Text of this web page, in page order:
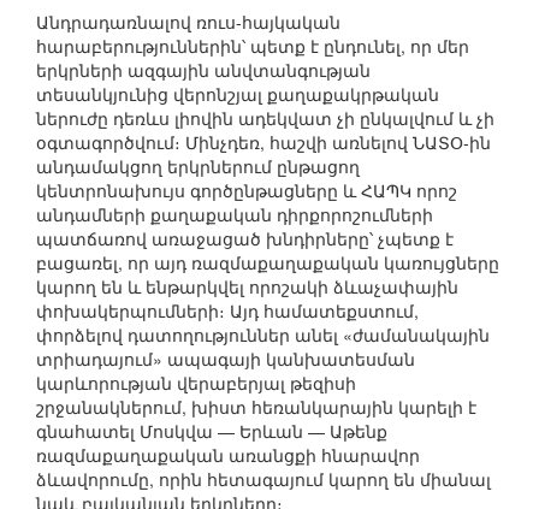
Անդրադառնալով ռուս-հայկական
հարաբերություններին՝ պետք է ընդունել, որ մեր
երկրների ազգային անվտանգության
տեսանկյունից վերոնշյալ քաղաքակրթական
ներուժը դեռևս լիովին ադեկվատ չի ընկալվում և չի
օգտագործվում։ Մինչդեռ, հաշվի առնելով ՆԱՏՕ-ին
անդամակցող երկրներում ընթացող
կենտրոնախույս գործընթացները և ՀԱՊԿ որոշ
անդամների քաղաքական դիրքորոշումների
պատճառով առաջացած խնդիրները՝ չպետք է
բացառել, որ այդ ռազմաքաղաքական կառույցները
կարող են և ենթարկվել որոշակի ձևաչափային
փոխակերպումների։ Այդ համատեքստում,
փորձելով դատողություններ անել «ժամանակային
տրիադայում» ապագայի կանխատեսման
կարևորության վերաբերյալ թեզիսի
շրջանակներում, խիստ հեռանկարային կարելի է
գնահատել Մոսկվա — Երևան — Աթենք
ռազմաքաղաքական առանցքի հնարավոր
ձևավորումը, որին հետագայում կարող են միանալ
նաև բալկանյան երկրները։